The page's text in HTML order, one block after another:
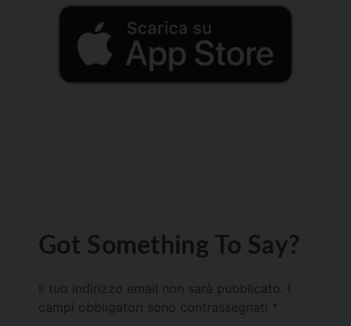
Got Something To Say?
Il tuo indirizzo email non sarà pubblicato.
campi obbligatori sono contrassegnati *